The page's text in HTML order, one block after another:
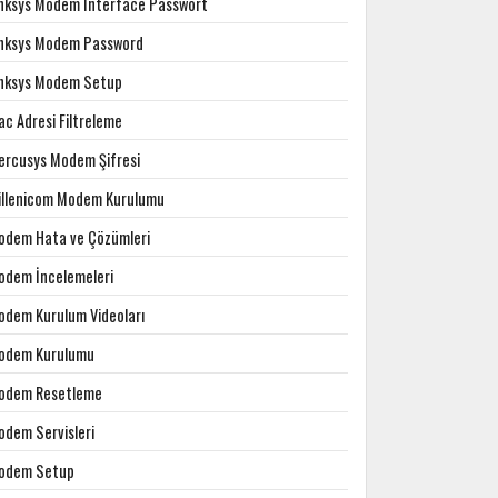
Modem Password
Modem Setup
Adresi Filtreleme
Modem Şifresi
Modem Kurulumu
Hata ve Çözümleri
İncelemeleri
Kurulum Videoları
Kurulumu
Resetleme
Servisleri
Setup